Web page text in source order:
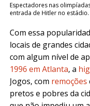
Espectadores nas
entrada de Hitler no estádio.
Com essa
locais de grandes
com algum nível de
1996 em Atlanta, a
Jogos, com remoções
pretos e pobres da